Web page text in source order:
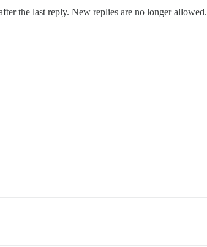
the last reply. New replies are no longer allowed.